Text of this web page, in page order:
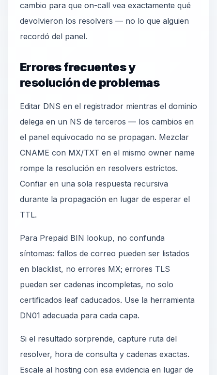
cambio para que on-call vea exactamente qué
devolvieron los resolvers — no lo que alguien
recordó del panel.
Errores frecuentes y
resolución de problemas
Editar DNS en el registrador mientras el dominio
delega en un NS de terceros — los cambios en
el panel equivocado no se propagan. Mezclar
CNAME con MX/TXT en el mismo owner name
rompe la resolución en resolvers estrictos.
Confiar en una sola respuesta recursiva
durante la propagación en lugar de esperar el
TTL.
Para Prepaid BIN lookup, no confunda
síntomas: fallos de correo pueden ser listados
en blacklist, no errores MX; errores TLS
pueden ser cadenas incompletas, no solo
certificados leaf caducados. Use la herramienta
DN01 adecuada para cada capa.
Si el resultado sorprende, capture ruta del
resolver, hora de consulta y cadenas exactas.
Escale al hosting con esa evidencia en lugar de